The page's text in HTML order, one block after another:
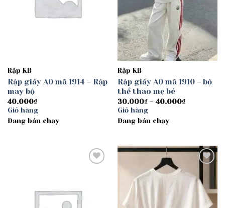
Rập KB
Rập giấy A0 mã 1914 – Rập
may bộ
40.000₫
Giỏ hàng
Đang bán chạy
Rập KB
Rập giấy A0 mã 1910 – bộ
thể thao mẹ bé
30.000₫ – 40.000₫Khoảng
Giỏ hàng
Đang bán chạy
wishlist